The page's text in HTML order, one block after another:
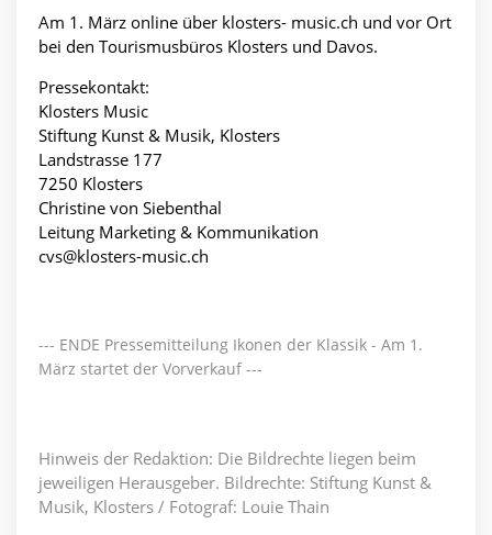
Am 1. März online über klosters- music.ch und vor Ort
bei den Tourismusbüros Klosters und Davos.
Pressekontakt:
Klosters Music
Stiftung Kunst & Musik, Klosters
Landstrasse 177
7250 Klosters
Christine von Siebenthal
Leitung Marketing & Kommunikation
cvs@klosters-music.ch
--- ENDE Pressemitteilung Ikonen der Klassik - Am 1.
März startet der Vorverkauf ---
Hinweis der Redaktion: Die Bildrechte liegen beim
jeweiligen Herausgeber. Bildrechte: Stiftung Kunst &
Musik, Klosters / Fotograf: Louie Thain